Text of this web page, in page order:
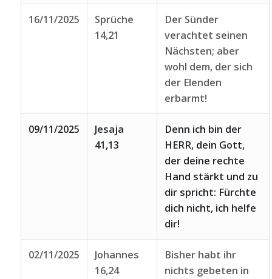
16/11/2025
Sprüche
14,21
Der Sünder
verachtet seinen
Nächsten; aber
wohl dem, der sich
der Elenden
erbarmt!
09/11/2025
Jesaja
41,13
Denn ich bin der
HERR, dein Gott,
der deine rechte
Hand stärkt und zu
dir spricht: Fürchte
dich nicht, ich helfe
dir!
02/11/2025
Johannes
16,24
Bisher habt ihr
nichts gebeten in